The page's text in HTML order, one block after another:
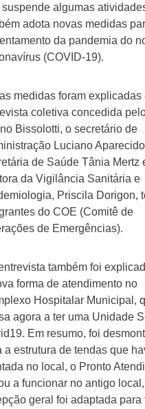
suspende algumas
adota novas medidas
da pandemia do
(COVID-19).
medidas foram explicadas
coletiva concedida
Bissolotti, o secretário de
Luciano
de Saúde Tânia Mertz
da Vigilância Sanitária e
Priscila Dorigon,
do COE (Comitê de
de Emergências).
também foi
forma de atendimento no
Hospitalar Municipal,
agora a ter uma Unidade
Em resumo, foi
a estrutura de tendas que
no local, o Pronto
a funcionar no antigo
geral foi adaptada para